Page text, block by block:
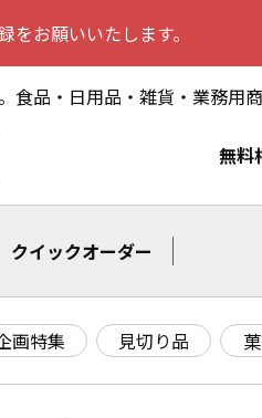
お願いいたします。
食品・日用品・雑貨・業務用
無料
クイックオーダー
画特集 見切り品